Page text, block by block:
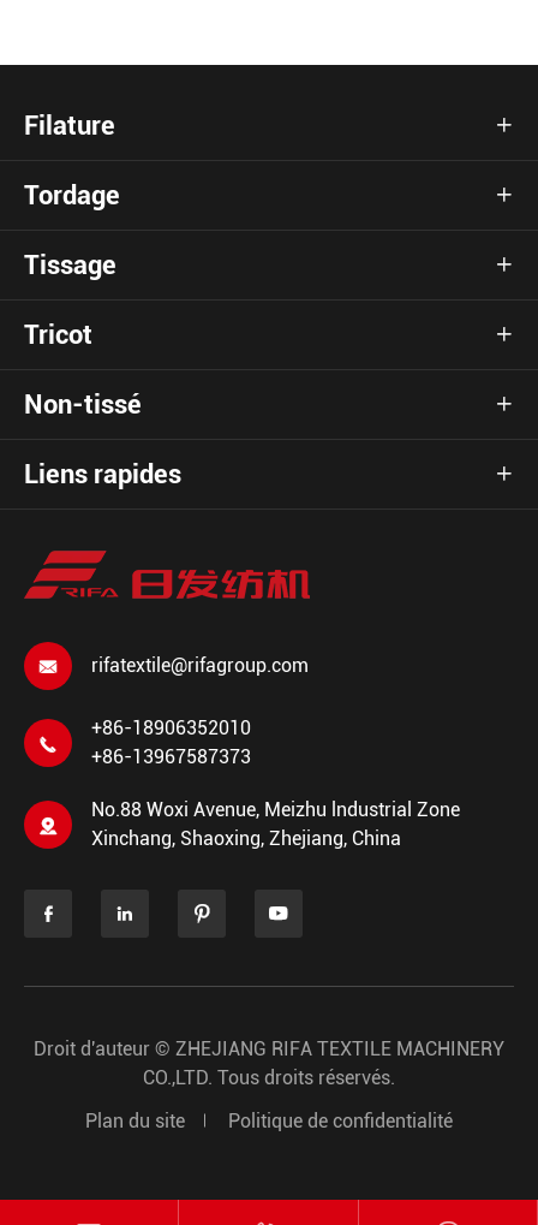
Filature 
Tordage 
Tissage 
Tricot 
Non-tissé 
Liens rapides 
 rifatextile@rifagroup.com

+86-18906352010
+86-13967587373

No.88 Woxi Avenue, Meizhu lndustrial Zone
Xinchang, Shaoxing, Zhejiang, China
   
Droit d'auteur © ZHEJIANG RIFA TEXTILE MACHINERY
CO.,LTD. Tous droits réservés.
Plan du site
Politique de confidentialité